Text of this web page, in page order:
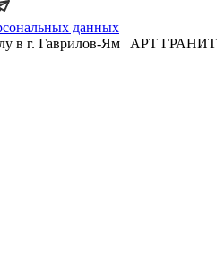
данных
в г. Гаврилов-Ям | АРТ ГРАНИТ